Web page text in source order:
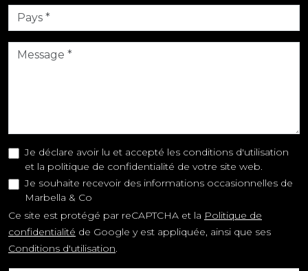
Je déclare avoir lu et accepté les conditions d'utilisation
et la politique de confidentialité de votre site web.
Je souhaite recevoir des informations occasionnelles de
Marbella & Co
Ce site est protégé par reCAPTCHA et la Politique de
confidentialité de Google y est appliquée, ainsi que ses
Conditions d'utilisation.